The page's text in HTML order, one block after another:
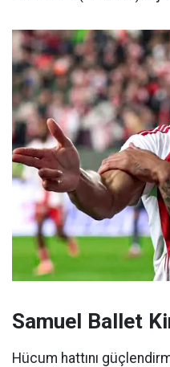
Samuel Ballet
Hücum hattını